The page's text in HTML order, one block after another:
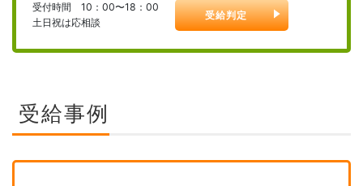
受付時間 10：00〜18：00
土日祝は応相談
受給判定
受給事例